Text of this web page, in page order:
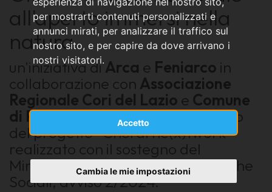
per mostrarti contenuti personalizzati e
annunci mirati, per analizzare il traffico sul
nostro sito, e per capire da dove arrivano i
nostri visitatori.
Accetto
Cambia le mie impostazioni
all'aperto immersi nella
natura
un'iniziativa diArca e Feniarco in
collaborazione con Associazione
Regionale Cori del Lazio e Comune
di Pescasseroliinserita nell'ambito
del progetto “Choral ne(x)twork”
realizzato con il sostegno del
Ministero del Lavoro e delle Politiche
Sociali, avviso 2/2024.